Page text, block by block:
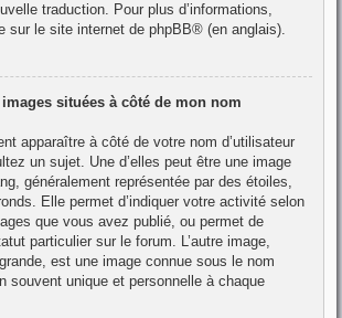
traduction. Pour plus d’informations,
sur le site internet de phpBB® (en anglais).
situées à côté de mon nom
apparaître à côté de votre nom d’utilisateur
un sujet. Une d’elles peut être une image
généralement représentée par des étoiles,
Elle permet d’indiquer votre activité selon
que vous avez publié, ou permet de
particulier sur le forum. L’autre image,
est une image connue sous le nom
souvent unique et personnelle à chaque